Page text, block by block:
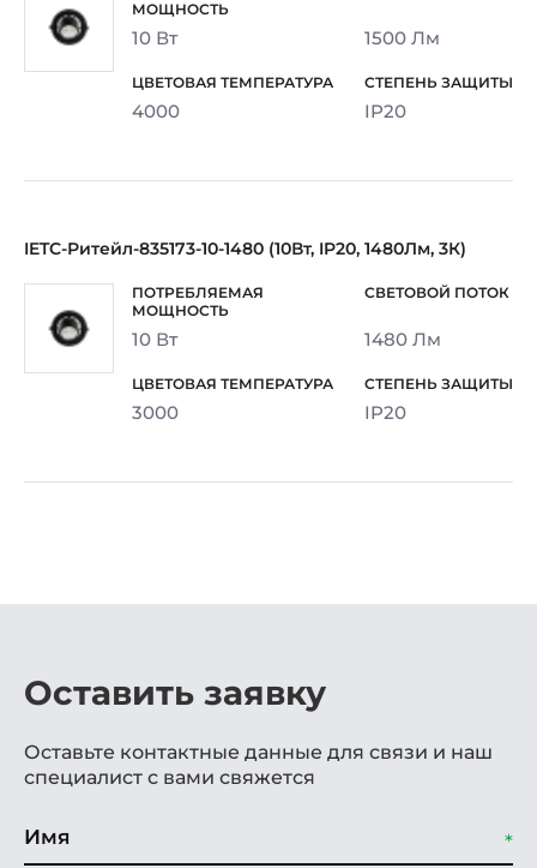
10 Вт 1500 Лм
4000 IP20
IETC-Ритейл-835173-10-1480 (10Вт, IP20, 1480Лм, 3К)
10 Вт 1480 Лм
3000 IP20
Оставить заявку
Оставьте контактные данные для связи и наш
специалист с вами свяжется